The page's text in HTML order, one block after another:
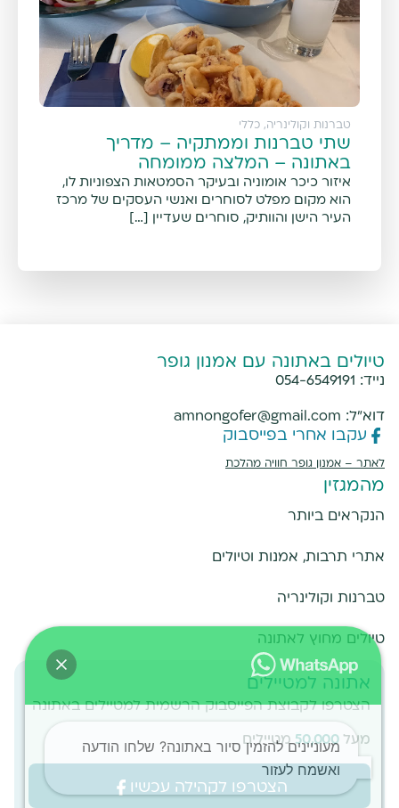
טברנות וקולינריה, כללי
שתי טברנות וממתקיה – מדריך
באתונה – המלצה ממומחה
איזור כיכר אומוניה ובעיקר הסמטאות הצפוניות לו,
הוא מקום מפלט לסוחרים ואנשי העסקים של מרכז
העיר הישן והוותיק, סוחרים שעדיין […]
טיולים באתונה עם אמנון גופר
נייד: 054-6549191
דוא"ל: amnongofer@gmail.com
עקבו אחרי בפייסבוק
לאתר – אמנון גופר חוויה מהלכת
מהמגזין
הנקראים ביותר
אתרי תרבות, אמנות וטיולים
טברנות וקולינריה
טיולים מחוץ לאתונה
אתונה למטיילים
הצטרפו לקבוצת הפייסבוק הרשמית למטיילים באתונה
מעל 50,000מטיילים
הצטרפו לקהילה עכשיו
מעוניינים להזמין סיור באתונה? שלחו הודעה
ואשמח לעזור